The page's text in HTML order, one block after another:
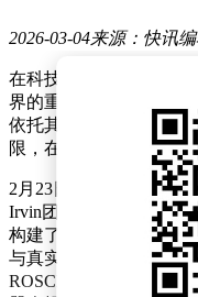
2026-03-04来源：快讯
在科技发展的浪潮中，
界的重大跨越。近期，
依托其发展的开源项目
限，在全球机器人与AI
2月23日，在美国旧金山
Irvin团队凭借ROSClaw
构建了一个桥接层，将
与真实机器人硬件直接
ROSClaw开源。